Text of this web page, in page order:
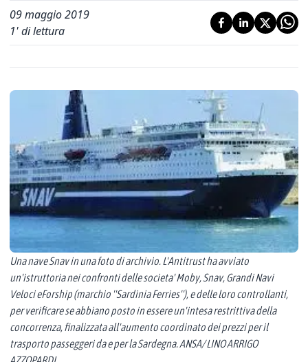
09 maggio 2019
1' di lettura
Una nave Snav in una foto di archivio. L'Antitrust ha avviato
un'istruttoria nei confronti delle societa' Moby, Snav, Grandi Navi
Veloci eForship (marchio ''Sardinia Ferries''), e delle loro controllanti,
per verificare se abbiano posto in essere un'intesa restrittiva della
concorrenza, finalizzata all'aumento coordinato dei prezzi per il
trasporto passeggeri da e per la Sardegna. ANSA/ LINO ARRIGO